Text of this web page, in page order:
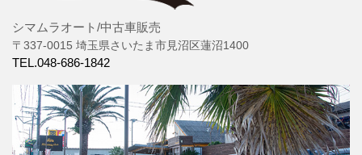
シマムラオート/中古車販売
〒337-0015 埼玉県さいたま市見沼区蓮沼1400
TEL.048-686-1842